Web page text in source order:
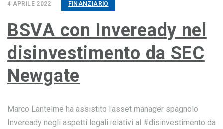
4 APRILE 2022 FINANZIARIO
BSVA con Inveready nel
disinvestimento da SEC
Newgate
Marco Lantelme ha assistito l’asset manager spagnolo
Inveready negli aspetti legali relativi al #disinvestimento da